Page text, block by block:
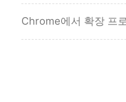
Chrome에서 확장 프